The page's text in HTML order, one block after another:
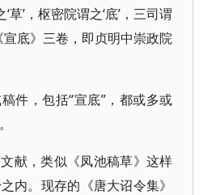
’，枢密院谓之‘底’，三司谓
宣底》三卷，即贞明中崇政院
件，包括“宣底”，都或多或
献，类似《凤池稿草》这样
内。现存的《唐大诏令集》